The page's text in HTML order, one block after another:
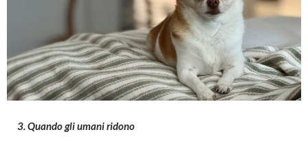
3. Quando gli umani ridono